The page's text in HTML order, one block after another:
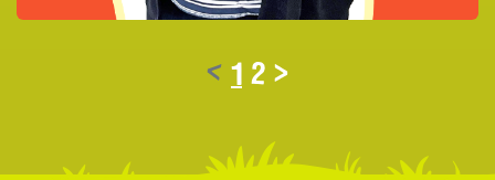
< 1 2 >